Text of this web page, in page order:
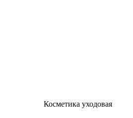
Косметика уходовая